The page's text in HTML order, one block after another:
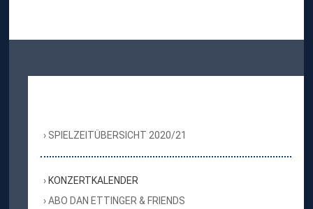
SPIELZEITÜBERSICHT 2020/21
KONZERTKALENDER
ABO DAN ETTINGER & FRIENDS